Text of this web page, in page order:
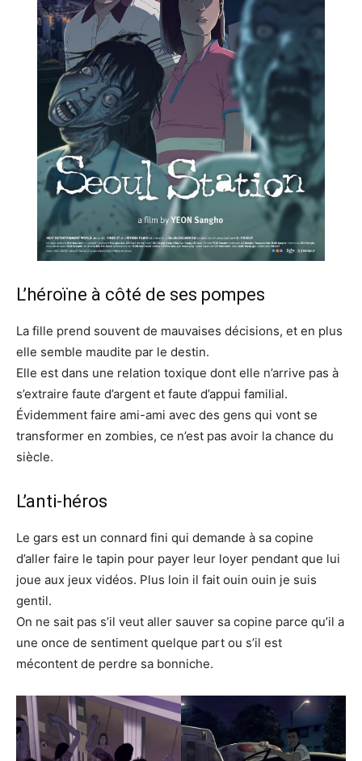
L’héroïne à côté de ses pompes
La fille prend souvent de mauvaises décisions, et en plus
elle semble maudite par le destin.
Elle est dans une relation toxique dont elle n’arrive pas à
s’extraire faute d’argent et faute d’appui familial.
Évidemment faire ami-ami avec des gens qui vont se
transformer en zombies, ce n’est pas avoir la chance du
siècle.
L’anti-héros
Le gars est un connard fini qui demande à sa copine
d’aller faire le tapin pour payer leur loyer pendant que lui
joue aux jeux vidéos. Plus loin il fait ouin ouin je suis
gentil.
On ne sait pas s’il veut aller sauver sa copine parce qu’il a
une once de sentiment quelque part ou s’il est
mécontent de perdre sa bonniche.